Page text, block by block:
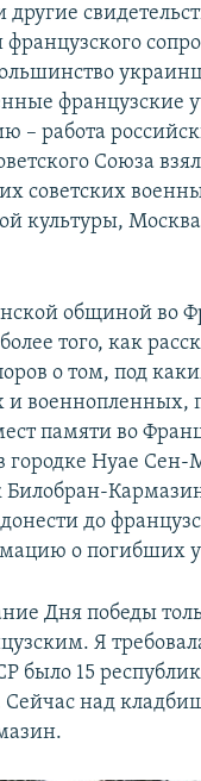
французские
– работа
Союза
советских
культуры,
общиной во
того, как
о том, под
и военнопленных,
памяти во
городке Нуае Сен-
до
о погибших
Дня победы
Я
было 15
Сейчас над